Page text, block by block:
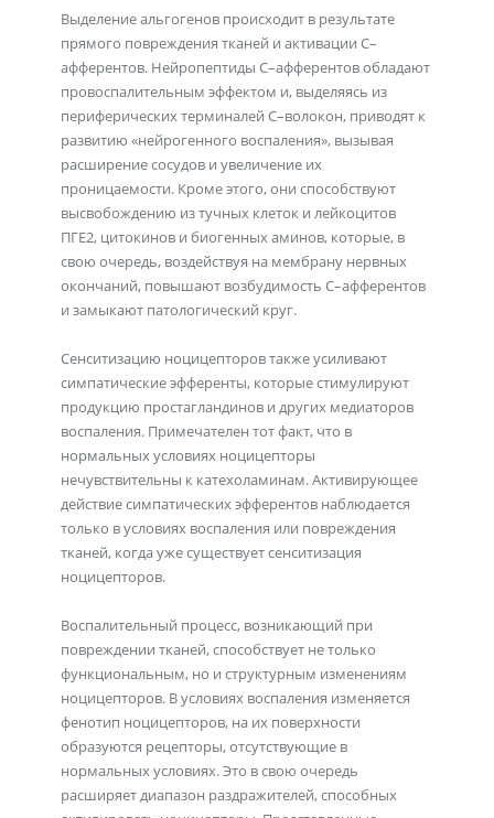
Выделение альгогенов происходит в результате
прямого повреждения тканей и активации С–
афферентов. Нейропептиды С–афферентов обладают
провоспалительным эффектом и, выделяясь из
периферических терминалей С–волокон, приводят к
развитию «нейрогенного воспаления», вызывая
расширение сосудов и увеличение их
проницаемости. Кроме этого, они способствуют
высвобождению из тучных клеток и лейкоцитов
ПГЕ2, цитокинов и биогенных аминов, которые, в
свою очередь, воздействуя на мембрану нервных
окончаний, повышают возбудимость С–афферентов
и замыкают патологический круг.
Сенситизацию ноцицепторов также усиливают
симпатические эфференты, которые стимулируют
продукцию простагландинов и других медиаторов
воспаления. Примечателен тот факт, что в
нормальных условиях ноцицепторы
нечувствительны к катехоламинам. Активирующее
действие симпатических эфферентов наблюдается
только в условиях воспаления или повреждения
тканей, когда уже существует сенситизация
ноцицепторов.
Воспалительный процесс, возникающий при
повреждении тканей, способствует не только
функциональным, но и структурным изменениям
ноцицепторов. В условиях воспаления изменяется
фенотип ноцицепторов, на их поверхности
образуются рецепторы, отсутствующие в
нормальных условиях. Это в свою очередь
расширяет диапазон раздражителей, способных